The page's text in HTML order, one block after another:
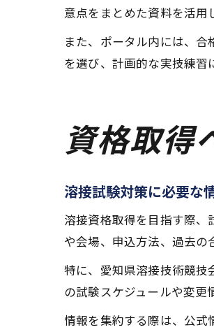
意点をまとめた資料を活用
また、ポータル内には、
を選び、計画的な実技練習
資格取得
溶接試験対策に必要な
溶接資格取得を目指す際
や会場、申込方法、過去の
特に、愛知県溶接技術競技
の試験スケジュールや変更
情報を集約する際は、公